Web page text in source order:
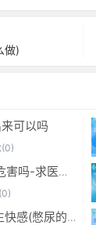
做)
可以吗
经常sm灌肠有什么危害吗-求医问药-
憋尿时 按压小腹产生快感(憋尿的时候按压小腹是什么感觉)